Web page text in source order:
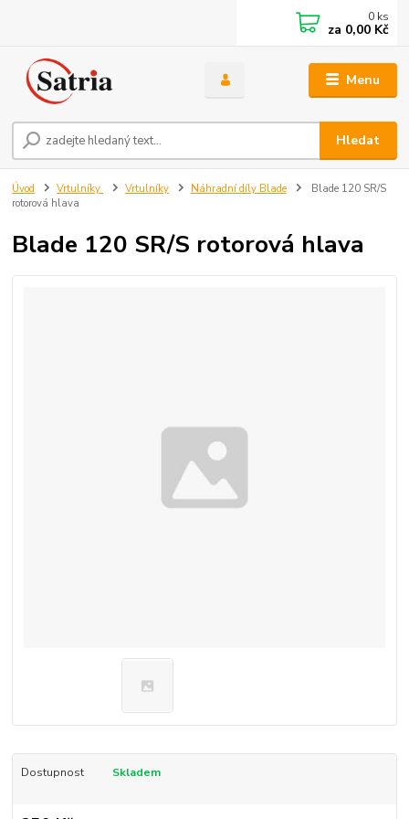
Menu
Hledat
0 ks
za 0,00 Kč
Úvod Vrtulníky Vrtulníky Náhradní díly Blade
Blade 120 SR/S
rotorová hlava
Blade 120 SR/S rotorová hlava
Dostupnost Skladem